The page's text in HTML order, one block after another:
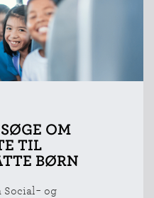
OM
TIL
BØRN
Social- og